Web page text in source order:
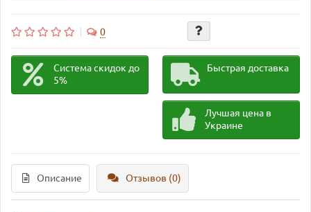
0
Система скидок до
5%
Быстрая доставка
Лучшая цена в
Украине
Описание Отзывов (0)